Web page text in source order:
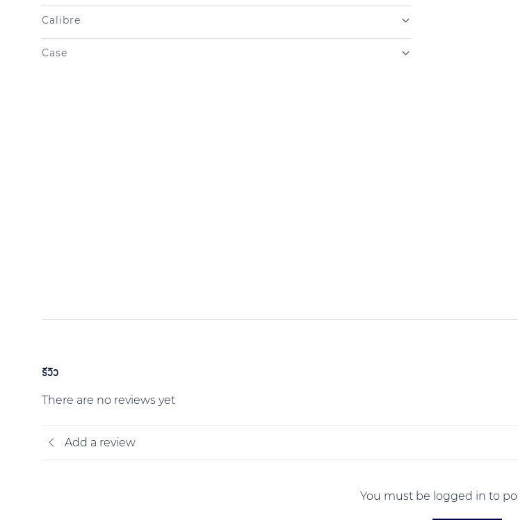
Calibre
Case
รีวิว
There are no reviews yet
Add a review
You must be logged in to